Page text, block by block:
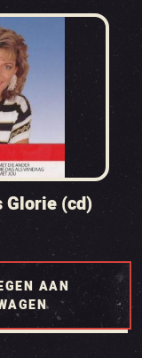
Glorie (cd)
AAN